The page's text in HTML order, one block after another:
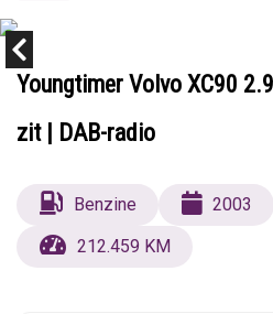
Youngtimer Volvo XC90
zit | DAB-radio
Benzine 2003
212.459 KM